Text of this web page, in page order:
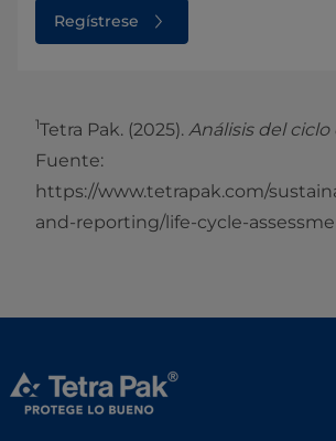
Regístrese
1Tetra Pak. (2025). Análisis del ciclo
Fuente:
https://www.tetrapak.com/
and-reporting/life-cycle-